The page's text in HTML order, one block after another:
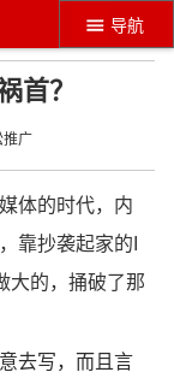
导航
首？
推广
体的时代，内
靠抄袭起家的I
大的，捅破了那
去写，而且言